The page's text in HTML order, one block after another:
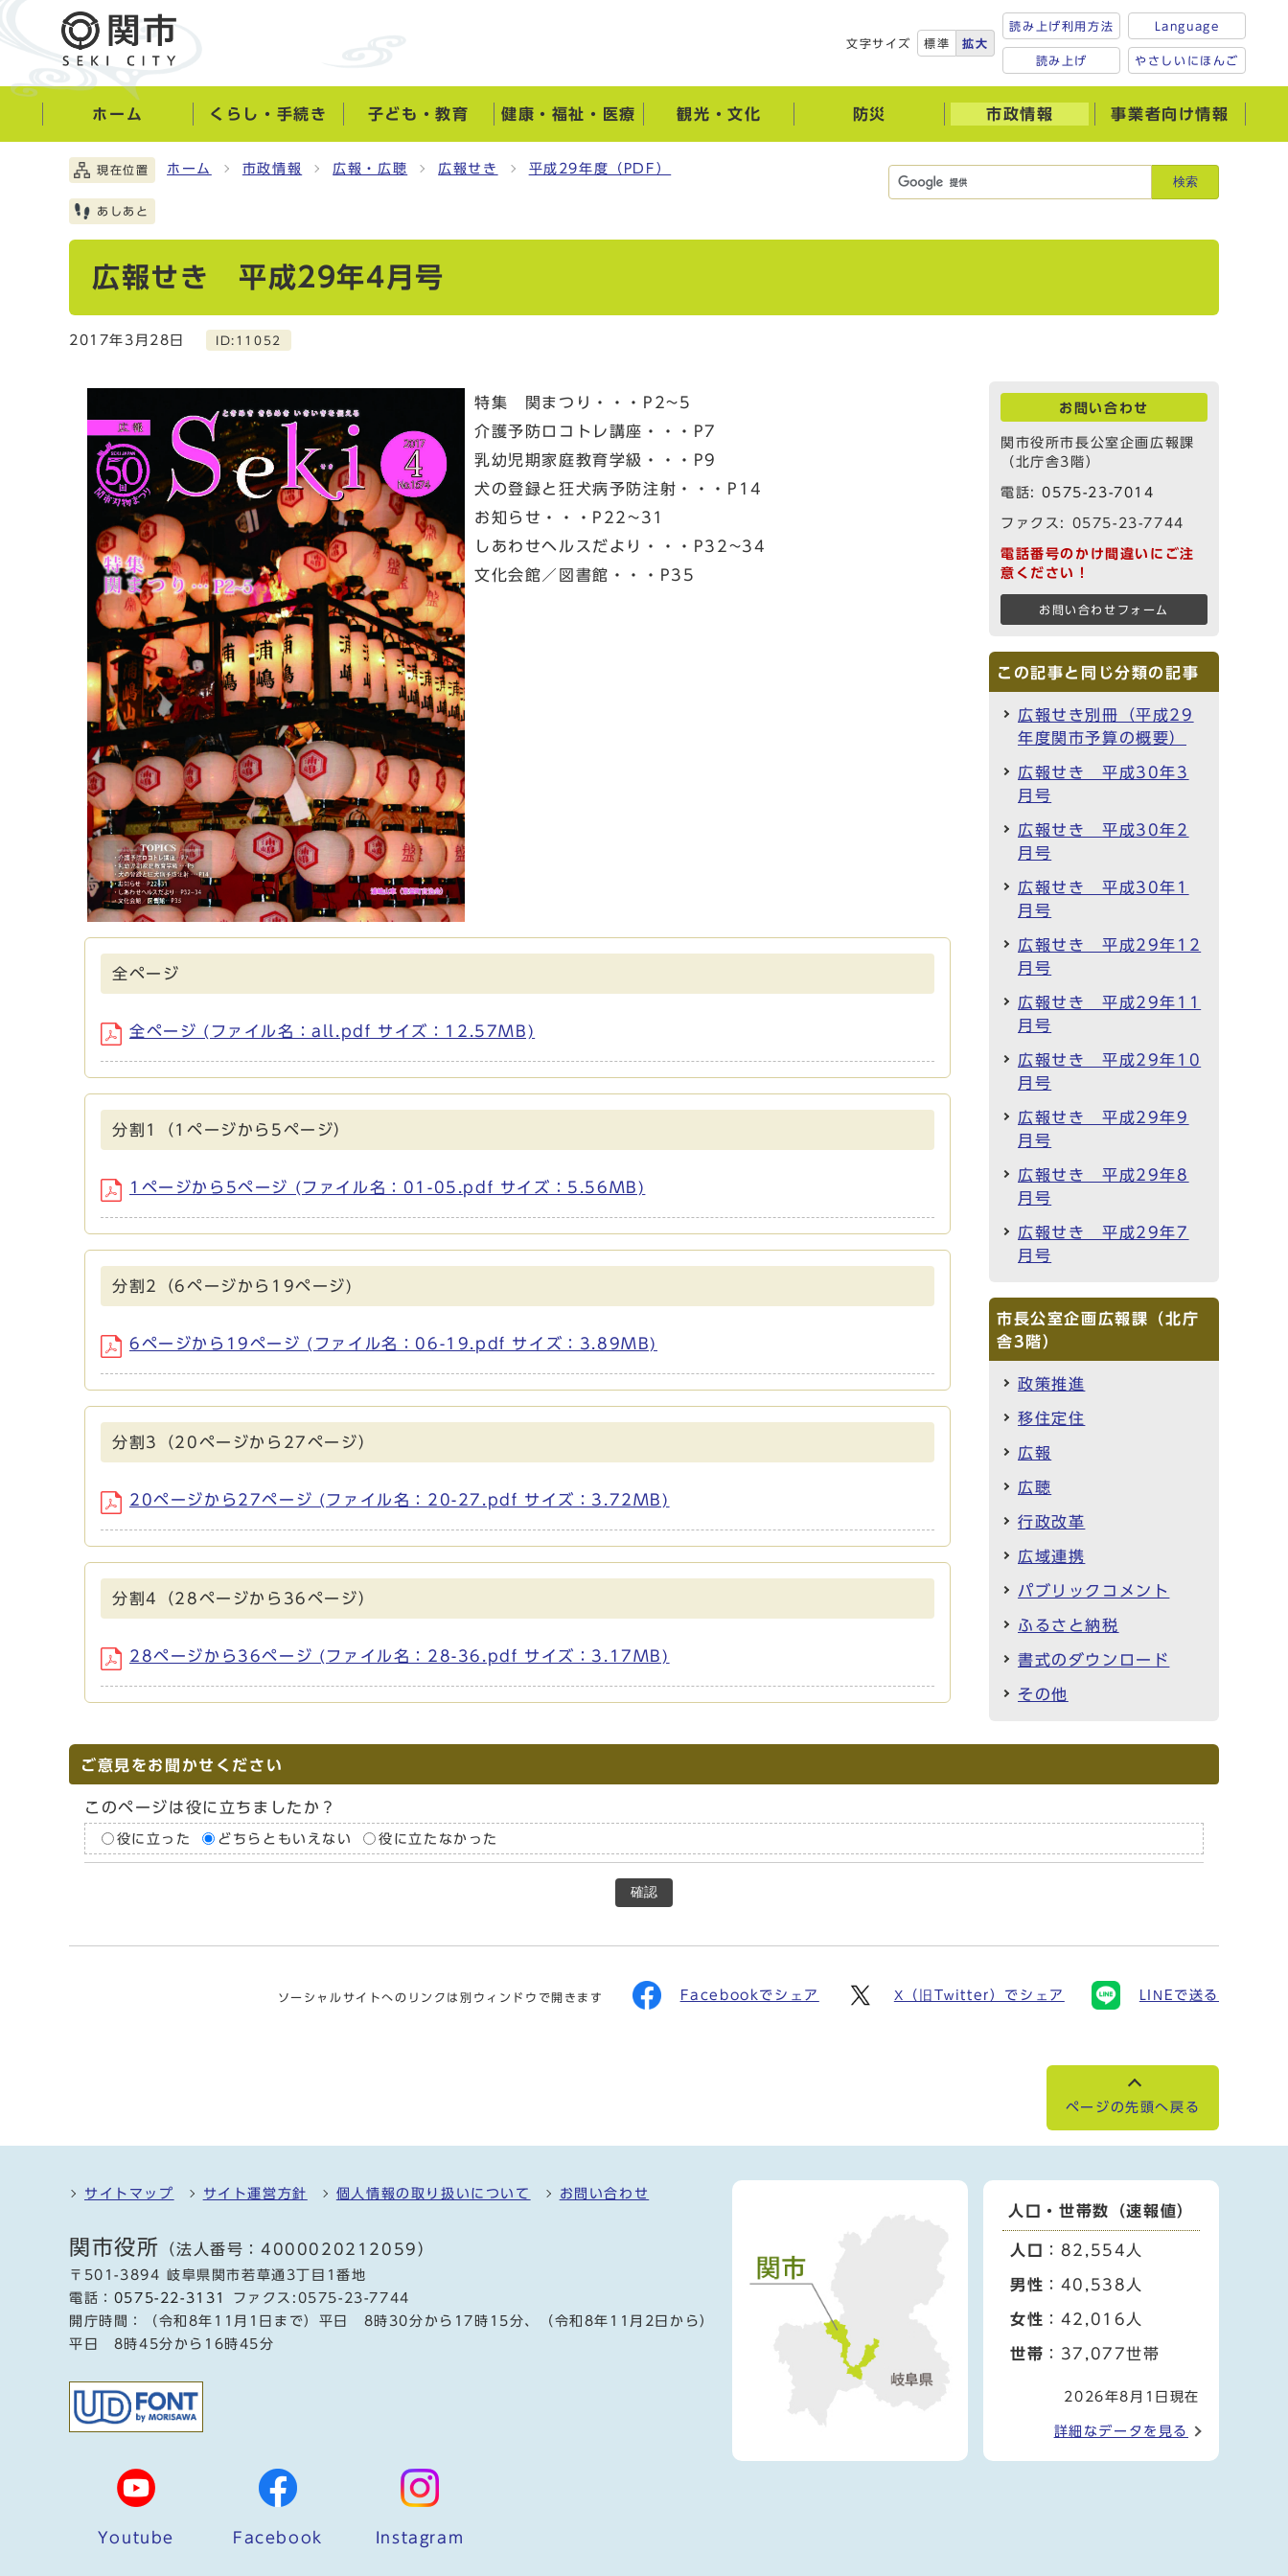
文字サイズ 標準 拡大
読み上げ利用方法
読み上げ
Language
やさしいにほんご
ホーム くらし・手続き 子ども・教育 健康・福祉・医療 観光・文化 防災 市政情報 事業者向け情報
検索
現在位置 ホーム 市政情報 広報・広聴 広報せき 平成29年度（PDF）
あしあと
広報せき 平成29年4月号
2017年3月28日 ID:11052
特集 関まつり・・・P2~5
介護予防ロコトレ講座・・・P7
乳幼児期家庭教育学級・・・P9
犬の登録と狂犬病予防注射・・・P14
お知らせ・・・P22~31
しあわせヘルスだより・・・P32~34
文化会館／図書館・・・P35
全ページ
全ページ (ファイル名：all.pdf サイズ：12.57MB)
分割1（1ページから5ページ）
1ページから5ページ (ファイル名：01-05.pdf サイズ：5.56MB)
分割2（6ページから19ページ)
6ページから19ページ (ファイル名：06-19.pdf サイズ：3.89MB)
分割3（20ページから27ページ）
20ページから27ページ (ファイル名：20-27.pdf サイズ：3.72MB)
分割4（28ページから36ページ）
28ページから36ページ (ファイル名：28-36.pdf サイズ：3.17MB)
お問い合わせ
関市役所市長公室企画広報課
（北庁舎3階）
電話:0575-23-7014
ファクス: 0575-23-7744
電話番号のかけ間違いにご注
意ください！
お問い合わせフォーム
この記事と同じ分類の記事
広報せき別冊（平成29
年度関市予算の概要）
広報せき 平成30年3
月号
広報せき 平成30年2
月号
広報せき 平成30年1
月号
広報せき 平成29年12
月号
広報せき 平成29年11
月号
広報せき 平成29年10
月号
広報せき 平成29年9
月号
広報せき 平成29年8
月号
広報せき 平成29年7
月号
市長公室企画広報課（北庁
舎3階）
政策推進
移住定住
広報
広聴
行政改革
広域連携
パブリックコメント
ふるさと納税
書式のダウンロード
その他
ご意見をお聞かせください
このページは役に立ちましたか？
役に立った どちらともいえない 役に立たなかった
確認
ソーシャルサイトへのリンクは別ウィンドウで開きます Facebookでシェア X（旧Twitter）でシェア LINEで送る
ページの先頭へ戻る
サイトマップ サイト運営方針 個人情報の取り扱いについて お問い合わせ
関市役所 （法人番号：4000020212059）
〒501-3894 岐阜県関市若草通3丁目1番地
電話： 0575-22-3131
ファクス:0575-23-7744
開庁時間：（令和8年11月1日まで）平日 8時30分から17時15分、（令和8年11月2日から）
平日 8時45分から16時45分
Youtube Facebook Instagram
人口・世帯数（速報値）
人口 ：82,554人
男性 ：40,538人
女性 ：42,016人
世帯 ：37,077世帯
2026年8月1日現在
詳細なデータを見る